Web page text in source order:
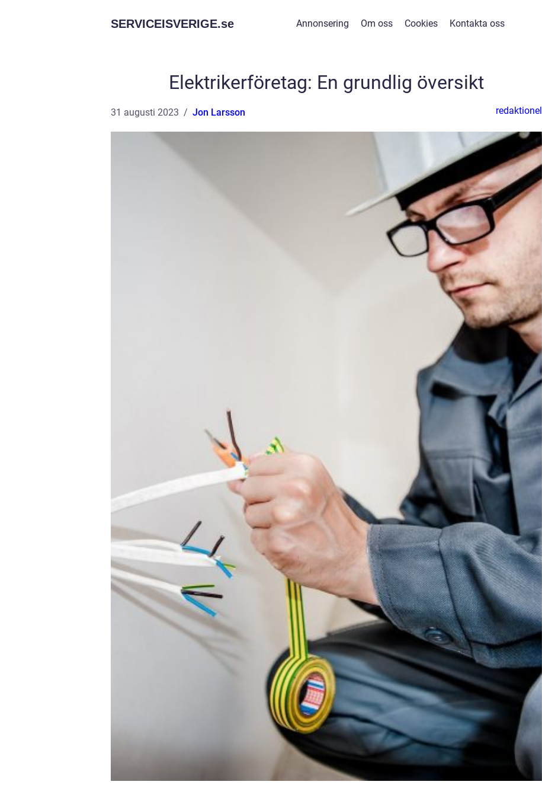
SERVICEISVERIGE.se Annonsering Om oss Cookies Kontakta oss
Elektrikerföretag: En grundlig översikt
31 augusti 2023 Jon Larsson redaktionel